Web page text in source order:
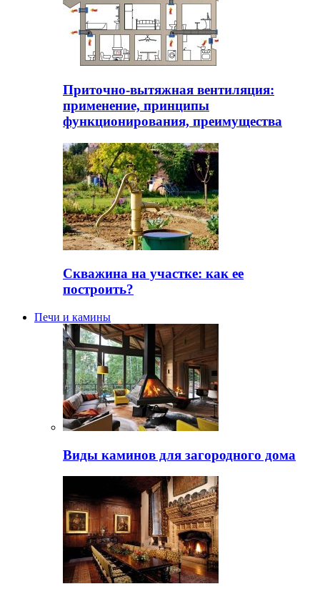
Приточно-вытяжная вентиляция:
применение, принципы
функционирования, преимущества
Скважина на участке: как ее
построить?
Печи и камины
Виды каминов для загородного дома